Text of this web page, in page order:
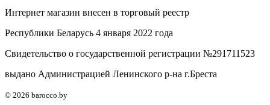
Интернет магазин внесен в торговый реестр
Республики Беларусь 4 января 2022 года
Свидетельство о государственной регистрации №291711523
выдано Администрацией Ленинского р-на г.Бреста
© 2026 barocco.by